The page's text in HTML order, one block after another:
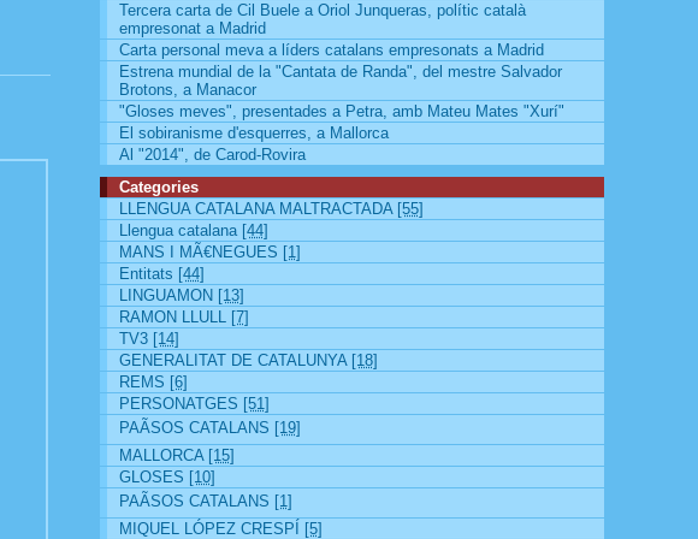
Tercera carta de Cil Buele a Oriol Junqueras, polític català
empresonat a Madrid
Carta personal meva a líders catalans empresonats a Madrid
Estrena mundial de la "Cantata de Randa", del mestre Salvador
Brotons, a Manacor
"Gloses meves", presentades a Petra, amb Mateu Mates "Xurí"
El sobiranisme d'esquerres, a Mallorca
Al "2014", de Carod-Rovira
Categories
LLENGUA CATALANA MALTRACTADA [55]
Llengua catalana [44]
MANS I MÃ€NEGUES [1]
Entitats [44]
LINGUAMON [13]
RAMON LLULL [7]
TV3 [14]
GENERALITAT DE CATALUNYA [18]
REMS [6]
PERSONATGES [51]
PAÃSOS CATALANS [19]
MALLORCA [15]
GLOSES [10]
PAÃSOS CATALANS [1]
MIQUEL LÓPEZ CRESPÍ
[5]